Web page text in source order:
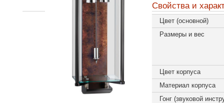
Свойства и
Цвет (основной)
Размеры и вес
Цвет корпуса
Материал корпуса
Гонг (звуковой